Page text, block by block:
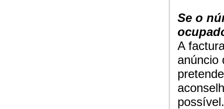
Se o
A
anúncio
possível.